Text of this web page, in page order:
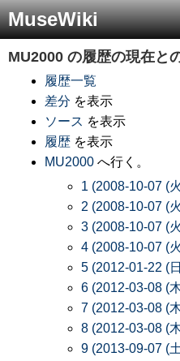
MuseWiki
MU2000 の履歴の現在と
履歴一覧
差分 を表示
ソース を表示
履歴 を表示
MU2000 へ行く。
1 (2008-10-07 (
2 (2008-10-07 (
3 (2008-10-07 (
4 (2008-10-07 (
5 (2012-01-22 (
6 (2012-03-08 (
7 (2012-03-08 (
8 (2012-03-08 (
9 (2013-09-07 (